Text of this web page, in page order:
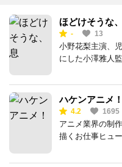
ほどけそうな
- 13
小野花梨主演、
にした小澤雅人
ハケンアニメ！
4.2 1695
アニメ業界の制
描くお仕事ヒュ